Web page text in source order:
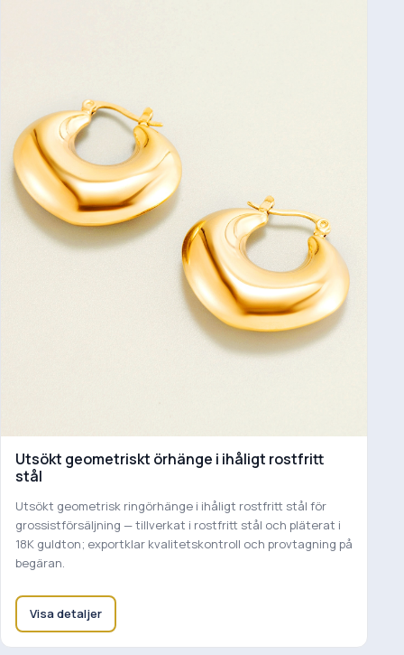
Utsökt geometriskt örhänge i ihåligt rostfritt
stål
Utsökt geometrisk ringörhänge i ihåligt rostfritt stål för
grossistförsäljning — tillverkat i rostfritt stål och pläterat i
18K guldton; exportklar kvalitetskontroll och provtagning på
begäran.
Visa detaljer